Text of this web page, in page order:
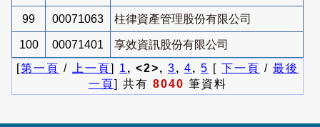
99 00071063 柱律資產管理股份有限公司
100 00071401
享效資訊股份有限公司
[第一頁 / 上一頁] 1 , <2>, 3, 4, 5 [ 下一頁 / 最後
一頁] 共有 8040 筆資料